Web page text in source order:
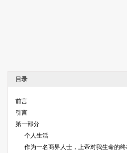
目录
前言
引言
第一部分
个人生活
作为一名商界人士，上帝对我生命的终